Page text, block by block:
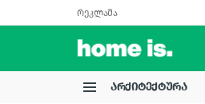
რეკლამა
ᲐᲠᲥᲘᲢᲔᲥᲢᲣᲠᲐ